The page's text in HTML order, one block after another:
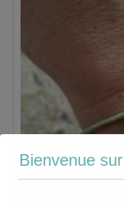
Bienvenue